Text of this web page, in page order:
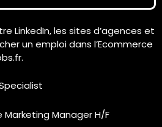
LinkedIn, les sites d’agences et
un emploi dans l’Ecommerce
Manager H/F